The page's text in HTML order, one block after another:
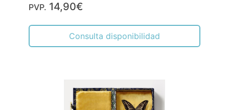
PVP. 14,90€
Consulta disponibilidad